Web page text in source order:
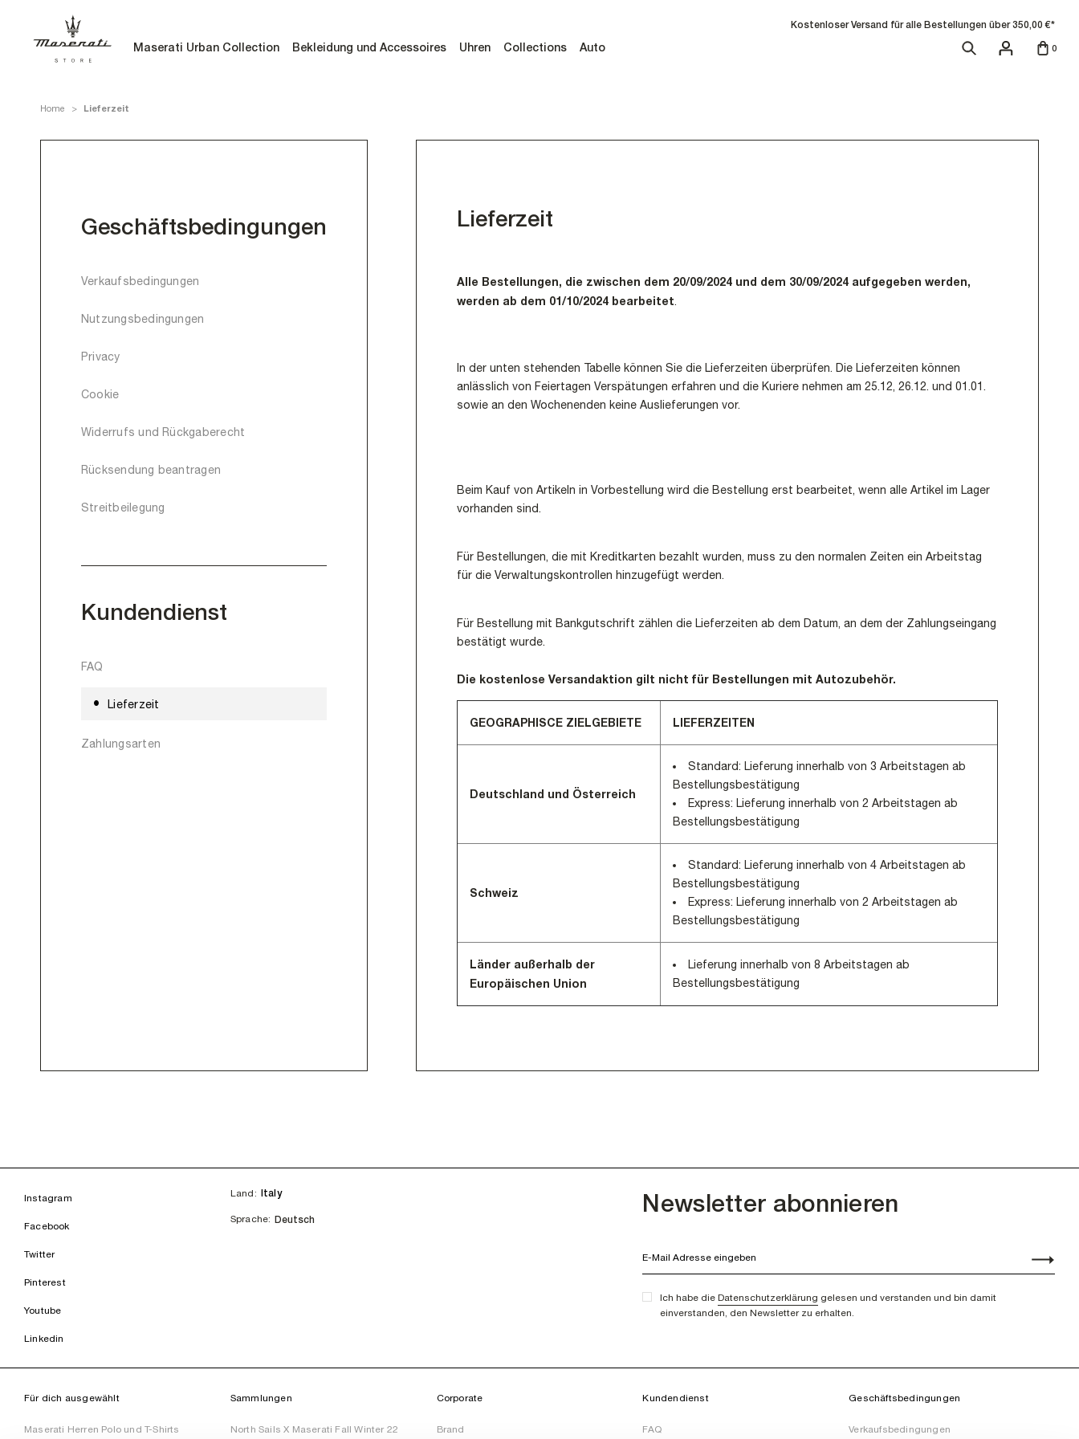
Kostenloser Versand für alle Bestellungen über 350,00 €*
Maserati Urban Collection Bekleidung und Accessoires
Bekleidung und Accessoires
Uhren Collections Auto SucheAccount0
Home Lieferzeit
Geschäftsbedingungen
Verkaufsbedingungen
Nutzungsbedingungen
Privacy
Cookie
Widerrufs und Rückgaberecht
Rücksendung beantragen
Streitbeilegung
Kundendienst
FAQ
Lieferzeit
Zahlungsarten
Lieferzeit
Alle Bestellungen, die zwischen dem 20/09/2024 und dem 30/09/2024 aufgegeben werden,
werden ab dem 01/10/2024 bearbeitet.
In der unten stehenden Tabelle können Sie die Lieferzeiten überprüfen. Die Lieferzeiten können
anlässlich von Feiertagen Verspätungen erfahren und die Kuriere nehmen am 25.12, 26.12. und 01.01.
sowie an den Wochenenden keine Auslieferungen vor.
Beim Kauf von Artikeln in Vorbestellung wird die Bestellung erst bearbeitet, wenn alle Artikel im Lager
vorhanden sind.
Für Bestellungen, die mit Kreditkarten bezahlt wurden, muss zu den normalen Zeiten ein Arbeitstag
für die Verwaltungskontrollen hinzugefügt werden.
Für Bestellung mit Bankgutschrift zählen die Lieferzeiten ab dem Datum, an dem der Zahlungseingang
bestätigt wurde.
Die kostenlose Versandaktion gilt nicht für Bestellungen mit Autozubehör.
GEOGRAPHISCE ZIELGEBIETE LIEFERZEITEN
Deutschland und Österreich
Standard: Lieferung innerhalb von 3 Arbeitstagen ab
Bestellungsbestätigung
Express: Lieferung innerhalb von 2 Arbeitstagen ab
Bestellungsbestätigung
Schweiz
Standard: Lieferung innerhalb von 4 Arbeitstagen ab
Bestellungsbestätigung
Express: Lieferung innerhalb von 2 Arbeitstagen ab
Bestellungsbestätigung
Länder außerhalb der
Europäischen Union
Lieferung innerhalb von 8 Arbeitstagen ab
Bestellungsbestätigung
Instagram
Facebook
Twitter
Pinterest
Youtube
Linkedin
Land: Italy
Sprache: Sprache
Deutsch
Newsletter abonnieren
Ich habe dieDatenschutzerklärung gelesen und verstanden und bin damit
einverstanden, den Newsletter zu erhalten.
Für dich ausgewählt
Maserati Herren Polo und T-Shirts
Sammlungen
North Sails X Maserati Fall Winter 22
Corporate
Brand
Kundendienst
FAQ
Geschäftsbedingungen
Verkaufsbedingungen
Greece
Latvia
Malta
Netherlands
Norway
Poland
Romania
Sweden
Ukraine
United Kingdom